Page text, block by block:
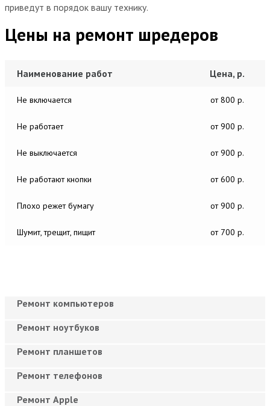
приведут в порядок вашу технику.
Цены на ремонт шредеров
Наименование работ Цена, р.
Не включается от 800 р.
Не работает от 900 р.
Не выключается от 900 р.
Не работают кнопки от 600 р.
Плохо режет бумагу от 900 р.
Шумит, трещит, пищит от 700 р.
Ремонт компьютеров
Ремонт ноутбуков
Ремонт планшетов
Ремонт телефонов
Ремонт Apple